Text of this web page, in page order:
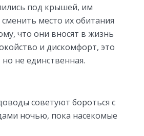
под крышей, им
место их обитания
что они вносят в жизнь
и дискомфорт, это
не единственная.
советуют бороться с
ночью, пока насекомые